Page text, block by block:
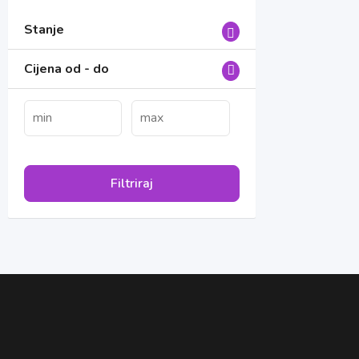
Stanje
Cijena od - do
Filtriraj